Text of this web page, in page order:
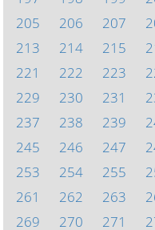
205
206 207
213
214 215
221
222 223
229
230 231
237
238 239
245
246 247
253
254 255
261
262 263
269
270 271